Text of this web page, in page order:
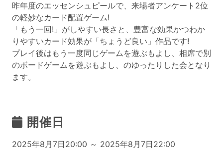
昨年度のエッセンシュピールで、来場者アンケート2位
の軽妙なカード配置ゲーム!
「もう一回!」がしやすい長さと、豊富な効果かつわか
りやすいカード効果が「ちょうど良い」作品です!
プレイ後はもう一度同じゲームを遊ぶもよし、相席で別
のボードゲームを遊ぶもよし、のゆったりした会となり
ます。
開催日
2025年8月7日20:00 ～ 2025年8月7日22:00